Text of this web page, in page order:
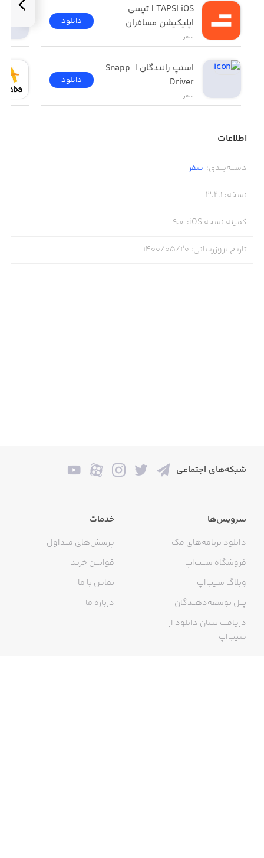
اپلیکیشن مسافران
سفر
دانلود
اسنپ رانندگان | Snapp
Driver
سفر
دانلود
اطلاعات
دسته‌بندی: سفر
نسخه:
3.2.1
کمینه نسخه iOS :
9.0
تاریخ بروزرسانی: ۱۴۰۰/۰۵/۲۰
شبکه‌های اجتماعی
سرویس‌ها
دانلود برنامه‌های مک
فروشگاه سیب‌اپ
وبلاگ سیب‌اپ
پنل توسعه‌دهندگان
دریافت نشان دانلود از
سیب‌اپ
خدمات
پرسش‌های متداول
قوانین خرید
تماس با ما
درباره ما